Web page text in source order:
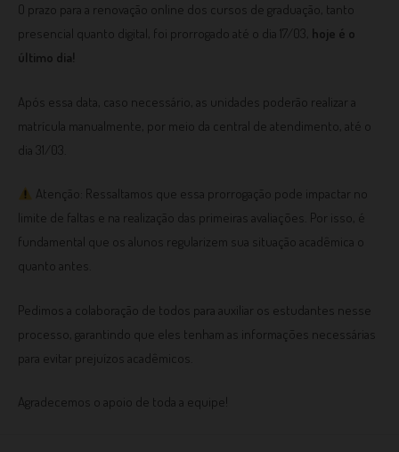
O prazo para a renovação online dos cursos de graduação, tanto
presencial quanto digital, foi prorrogado até o dia 17/03, hoje é o
último dia!
Após essa data, caso necessário, as unidades poderão realizar a
matrícula manualmente, por meio da central de atendimento, até o
dia 31/03.
Atenção: Ressaltamos que essa prorrogação pode impactar no
limite de faltas e na realização das primeiras avaliações. Por isso, é
fundamental que os alunos regularizem sua situação acadêmica o
quanto antes.
Pedimos a colaboração de todos para auxiliar os estudantes nesse
processo, garantindo que eles tenham as informações necessárias
para evitar prejuízos acadêmicos.
Agradecemos o apoio de toda a equipe!